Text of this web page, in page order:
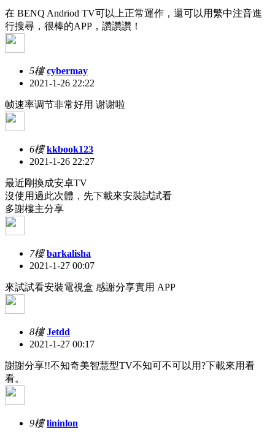
在 BENQ Andriod TV可以上正常運作，還可以用繁中注音進
行搜尋，很棒的APP，讚讚讚！
5樓 cybermay
2021-1-26 22:22
帧速率调节非常好用 谢谢啦
6樓 kkbook123
2021-1-26 22:27
最近剛換成安卓TV
沒使用過此次體，先下載來安裝試試看
多謝樓主分享
7樓 barkalisha
2021-1-27 00:07
來試試看安裝電視盒 感謝分享實用 APP
8樓 Jetdd
2021-1-27 00:17
謝謝分享!!不知奇美智慧型TV不知可不可以用?下載來用看
看。
9樓 lininlon